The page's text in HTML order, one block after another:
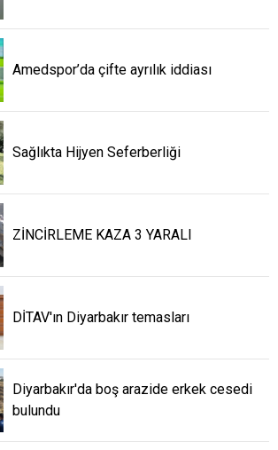
Amedspor’da çifte ayrılık iddiası
Sağlıkta Hijyen Seferberliği
ZİNCİRLEME KAZA 3 YARALI
DİTAV'ın Diyarbakır temasları
Diyarbakır'da boş arazide erkek cesedi
bulundu